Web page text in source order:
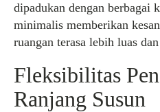
dipadukan dengan berbagai
minimalis memberikan
ruangan terasa lebih luas
Fleksibilitas
Ranjang Susun